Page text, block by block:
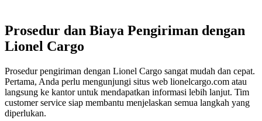
Prosedur dan Biaya Pengiriman dengan
Lionel Cargo
Prosedur pengiriman dengan Lionel Cargo sangat mudah dan cepat.
Pertama, Anda perlu mengunjungi situs web lionelcargo.com atau
langsung ke kantor untuk mendapatkan informasi lebih lanjut. Tim
customer service siap membantu menjelaskan semua langkah yang
diperlukan.